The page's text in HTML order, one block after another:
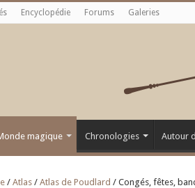
Encyclopédie Forums Galeries
magique Chronologies Autour
/ Atlas / Atlas de Poudlard / Congés, fêtes,